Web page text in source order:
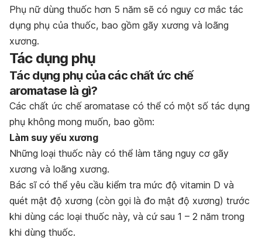
Phụ nữ dùng thuốc hơn 5 năm sẽ có nguy cơ mắc tác
dụng phụ của thuốc, bao gồm gãy xương và loãng
xương.
Tác dụng phụ
Tác dụng phụ của các chất ức chế
aromatase là gì?
Các chất ức chế aromatase có thể có một số tác dụng
phụ không mong muốn, bao gồm:
Làm suy yếu xương
Những loại thuốc này có thể làm tăng nguy cơ gãy
xương và loãng xương.
Bác sĩ có thể yêu cầu kiểm tra mức độ vitamin D và
quét mật độ xương (còn gọi là đo mật độ xương) trước
khi dùng các loại thuốc này, và cứ sau 1 – 2 năm trong
khi dùng thuốc.